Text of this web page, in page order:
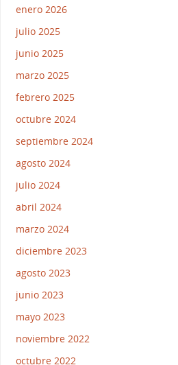
enero 2026
julio 2025
junio 2025
marzo 2025
febrero 2025
octubre 2024
septiembre 2024
agosto 2024
julio 2024
abril 2024
marzo 2024
diciembre 2023
agosto 2023
junio 2023
mayo 2023
noviembre 2022
octubre 2022